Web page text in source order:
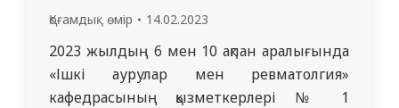
Қоғамдық өмір 14.02.2023
2023 жылдың 6 мен 10 ақпан аралығында
«Ішкі аурулар мен ревматолгия»
кафедрасының қызметкерлері № 1